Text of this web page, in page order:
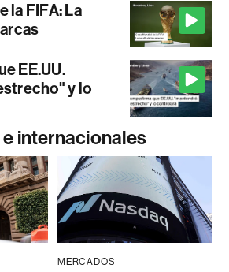
la FIFA: La
EE.UU.
y lo
internacionales
MERCADOS